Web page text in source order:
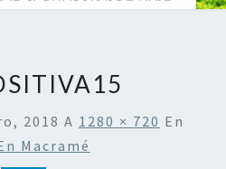
2018 A 1280 × 720 En
Macramé